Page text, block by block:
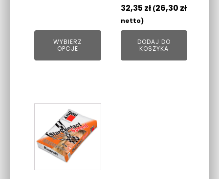
WYBIERZ
OPCJE
32,35 zł (26,30 zł
netto)
DODAJ DO
KOSZYKA